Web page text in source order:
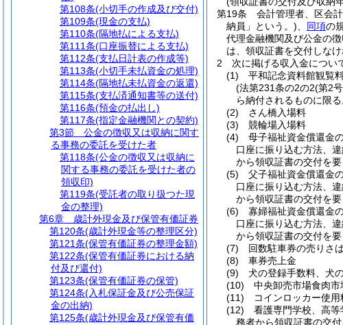
第19条
会計管理者、区会
納員」という。)
同項の
代理金融機関及び公金の
は、領収証書を交付しなけ
2
次に掲げる収入金につい
(1)
平和記念資料館観覧
(法第231条の2の2(第2
ら納付されるものに限
(2)
さん橋入場料
(3)
競輪場入場料
(4)
母子福祉資金償還金
口座に振り込む方法、
から領収証書の交付を
(5)
父子福祉資金償還金
口座に振り込む方法、
から領収証書の交付を
(6)
寡婦福祉資金償還金
口座に振り込む方法、
から領収証書の交付を
(7)
回数駐車券の売りさ
(8)
車券売上金
(9)
犬の登録手数料、犬
(10)
中央卸売市場食肉
(11)
コインロッカー使用
(12)
看護専門学校、高
務者から領収証書の交
第108条(小切手の作成及び交付)
第109条(現金の支払)
第110条(隔地払による支払)
第111条(口座振替による支払)
第112条(支払日計表の作成等)
第113条(小切手未払資金の処理)
第114条(隔地払未払資金の返還)
第115条(支払済通知書等の送付)
第116条(預金の払出し)
第117条(指定金融機関との契約)
第3節
公金の徴収又は収納に関す
る事務の委託を受けた者
第118条(公金の徴収又は収納に
関する事務の委託を受けた者の
領収印)
第119条(受託者の取り扱つた現
金の整理)
第6章
歳計外現金及び保管有価証券
第120条(歳計外現金等の整理区分)
第121条(保管有価証券の整理金額)
第122条(保管有価証券における納
付及び還付)
第123条(保管有価証券の保管)
第124条(入札保証金及び公売保証
金の出納)
第125条(歳計外現金及び保管有価